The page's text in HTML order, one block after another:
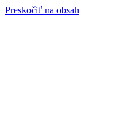
Preskočiť na obsah